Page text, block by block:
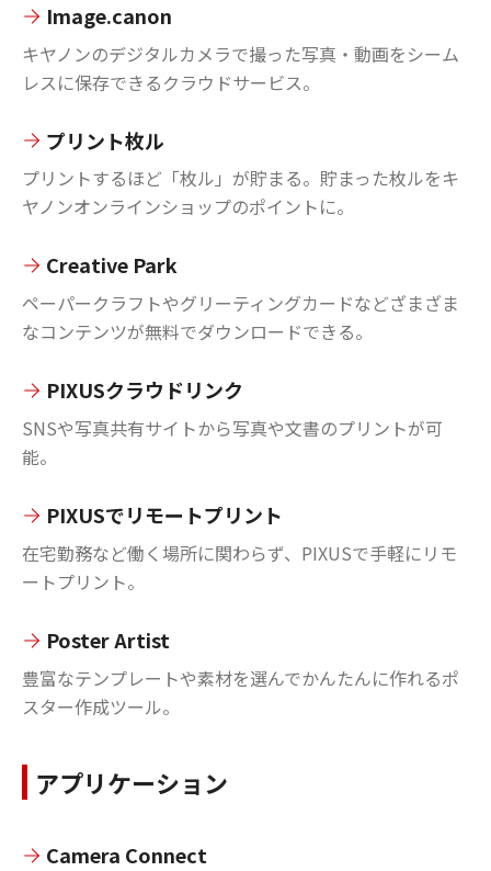
Image.canon
キヤノンのデジタルカメラで撮った写真・動画をシーム
レスに保存できるクラウドサービス。
プリント枚ル
プリントするほど「枚ル」が貯まる。貯まった枚ルをキ
ヤノンオンラインショップのポイントに。
Creative Park
ペーパークラフトやグリーティングカードなどざまざま
なコンテンツが無料でダウンロードできる。
PIXUSクラウドリンク
SNSや写真共有サイトから写真や文書のプリントが可
能。
PIXUSでリモートプリント
在宅勤務など働く場所に関わらず、PIXUSで手軽にリモ
ートプリント。
Poster Artist
豊富なテンプレートや素材を選んでかんたんに作れるポ
スター作成ツール。
アプリケーション
Camera Connect